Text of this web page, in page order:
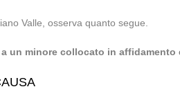
Valle, osserva quanto segue.
un minore collocato in affidamento